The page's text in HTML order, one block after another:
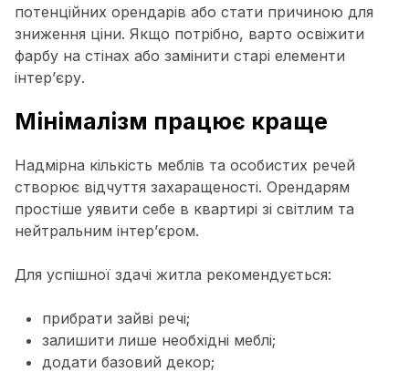
потенційних орендарів або стати причиною для
зниження ціни. Якщо потрібно, варто освіжити
фарбу на стінах або замінити старі елементи
інтер’єру.
Мінімалізм працює краще
Надмірна кількість меблів та особистих речей
створює відчуття захаращеності. Орендарям
простіше уявити себе в квартирі зі світлим та
нейтральним інтер’єром.
Для успішної здачі житла рекомендується:
прибрати зайві речі;
залишити лише необхідні меблі;
додати базовий декор;